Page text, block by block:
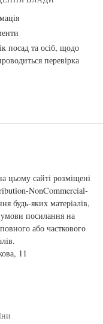
посад та осіб, щодо
перевірка
цьому сайті розміщені
NonCommercial-
будь-яких матеріалів,
умови посилання на
або часткового
11